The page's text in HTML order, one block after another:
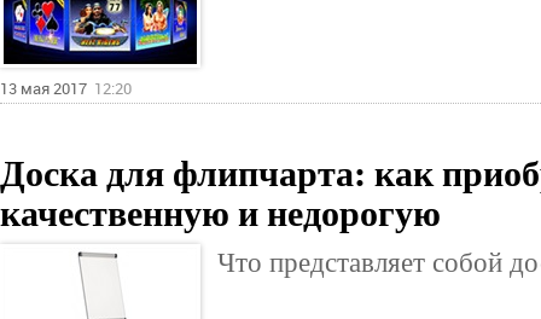
13 мая 2017 12:20
Доска для флипчарта: как
качественную и недорогую
Что представляет собой